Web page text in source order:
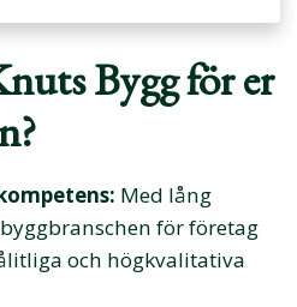
Bygg för er
Med lång
för företag
och högkvalitativa